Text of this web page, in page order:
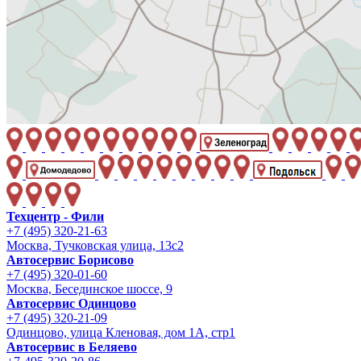
Техцентр - Фили
+7 (495) 320-21-63
Москва, Тучковская улица, 13с2
Автосервис Борисово
+7 (495) 320-01-60
Москва, Бесединское шоссе, 9
Автосервис Одинцово
+7 (495) 320-21-09
Одинцово, улица Кленовая, дом 1А, стр1
Автосервис в Беляево